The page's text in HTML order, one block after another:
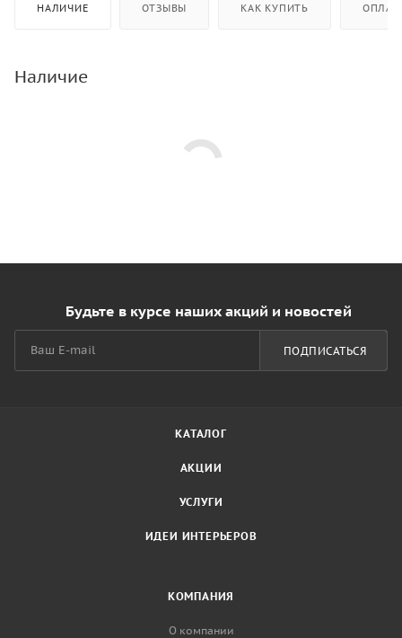
НАЛИЧИЕ ОТЗЫВЫ КАК КУПИТЬ
Наличие
Будьте в курсе наших акций и новостей
ПОДПИСАТЬСЯ
КАТАЛОГ
АКЦИИ
УСЛУГИ
ИДЕИ ИНТЕРЬЕРОВ
КОМПАНИЯ
О компании